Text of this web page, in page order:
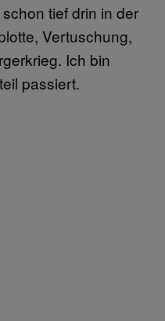
tief drin in der
Vertuschung,
Ich bin
passiert.